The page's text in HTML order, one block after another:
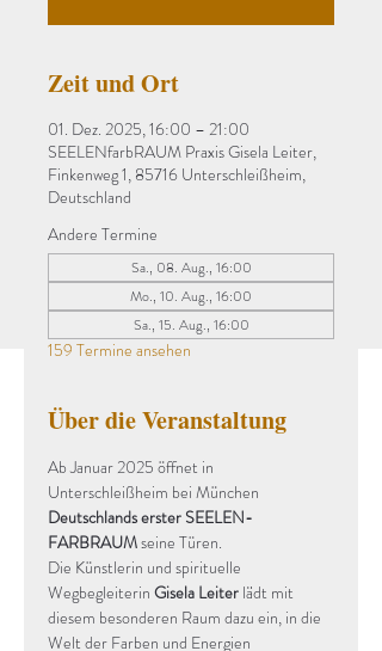
Zeit und Ort
01. Dez. 2025, 16:00 – 21:00
SEELENfarbRAUM Praxis Gisela Leiter,
Finkenweg 1, 85716 Unterschleißheim,
Deutschland
Andere Termine
Sa., 08. Aug., 16:00
Mo., 10. Aug., 16:00
Sa., 15. Aug., 16:00
159 Termine ansehen
Über die Veranstaltung
Ab Januar 2025 öffnet in
Unterschleißheim bei München
Deutschlands erster SEELEN-
FARBRAUM seine Türen.
Die Künstlerin und spirituelle
Wegbegleiterin Gisela Leiter lädt mit
diesem besonderen Raum dazu ein, in die
Welt der Farben und Energien